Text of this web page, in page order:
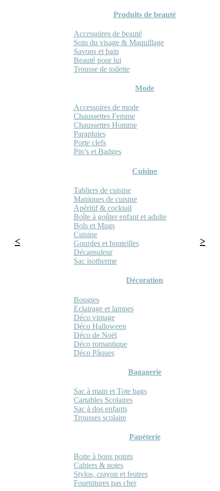
Produits de beauté
Accessoires de beauté
Soin du visage & Maquillage
Savons et bain
Beauté pour lui
Trousse de toilette
Mode
Accessoires de mode
Chaussettes Femme
Chaussettes Homme
Parapluies
Porte clefs
Pin’s et Badges
Cuisine
Tabliers de cuisine
Maniques de cuisine
Apéritif & cocktail
Boîte à goûter enfant et adulte
Bols et Mugs
Cuisine
Gourdes et bouteilles
Décapsuleur
Sac isotherme
Décoration
Bougies
Eclairage et lampes
Déco vintage
Déco Halloween
Déco de Noël
Déco romantique
Déco Pâques
Bagagerie
Sac à main et Tote bags
Cartables Scolaires
Sac à dos enfants
Trousses scolaire
Papèterie
Boite à bons points
Cahiers & notes
Stylos, crayon et feutres
Fournitures pas cher